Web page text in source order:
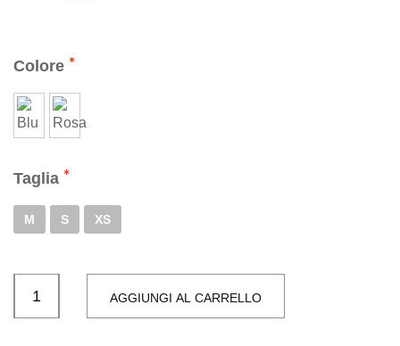
era:
€79,95.
Colore
Taglia
M S XS
AGGIUNGI AL CARRELLO